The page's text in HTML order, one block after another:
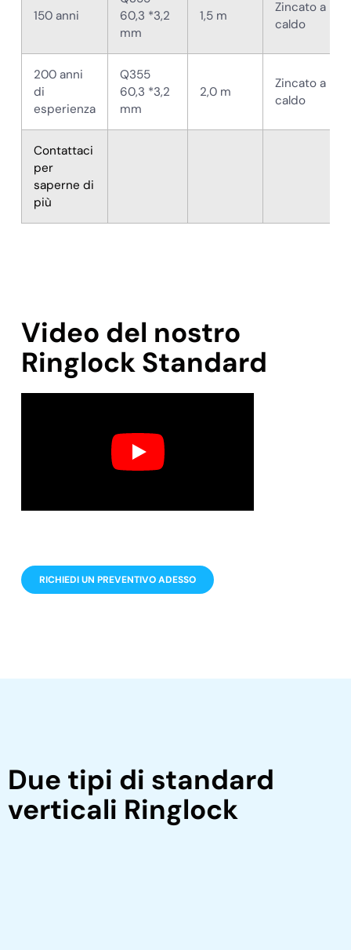
150 anni
60,3 *3,2
mm
1,5 m
Zincato a
caldo
200 anni
di
esperienza
Q355
60,3 *3,2
mm
2,0 m
Zincato a
caldo
Contattaci
per
saperne di
più
Video del nostro
Ringlock Standard
RICHIEDI UN PREVENTIVO ADESSO
Due tipi di standard
verticali Ringlock